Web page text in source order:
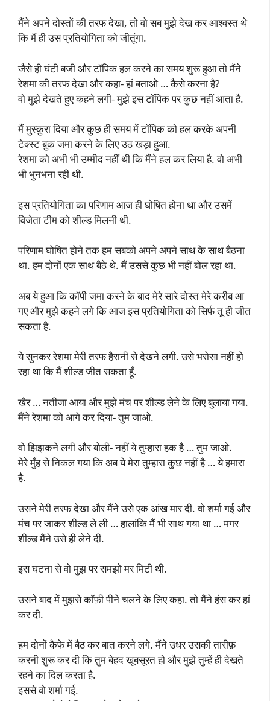
मैंने अपने दोस्तों की तरफ देखा, तो वो सब मुझे देख कर आश्वस्त थे
कि मैं ही उस प्रतियोगिता को जीतूंगा.
जैसे ही घंटी बजी और टॉपिक हल करने का समय शुरू हुआ तो मैंने
रेशमा की तरफ देखा और कहा- हां बताओ … कैसे करना है?
वो मुझे देखते हुए कहने लगी- मुझे इस टॉपिक पर कुछ नहीं आता है.
मैं मुस्कुरा दिया और कुछ ही समय में टॉपिक को हल करके अपनी
टेक्स्ट बुक जमा करने के लिए उठ खड़ा हुआ.
रेशमा को अभी भी उम्मीद नहीं थी कि मैंने हल कर लिया है. वो अभी
भी भुनभना रही थी.
इस प्रतियोगिता का परिणाम आज ही घोषित होना था और उसमें
विजेता टीम को शील्ड मिलनी थी.
परिणाम घोषित होने तक हम सबको अपने अपने साथ के साथ बैठना
था. हम दोनों एक साथ बैठे थे. मैं उससे कुछ भी नहीं बोल रहा था.
अब ये हुआ कि कॉपी जमा करने के बाद मेरे सारे दोस्त मेरे करीब आ
गए और मुझे कहने लगे कि आज इस प्रतियोगिता को सिर्फ तू ही जीत
सकता है.
ये सुनकर रेशमा मेरी तरफ हैरानी से देखने लगी. उसे भरोसा नहीं हो
रहा था कि मैं शील्ड जीत सकता हूँ.
खैर … नतीजा आया और मुझे मंच पर शील्ड लेने के लिए बुलाया गया.
मैंने रेशमा को आगे कर दिया- तुम जाओ.
वो झिझकने लगी और बोली- नहीं ये तुम्हारा हक है … तुम जाओ.
मेरे मुँह से निकल गया कि अब ये मेरा तुम्हारा कुछ नहीं है … ये हमारा
है.
उसने मेरी तरफ देखा और मैंने उसे एक आंख मार दी. वो शर्मा गई और
मंच पर जाकर शील्ड ले ली … हालांकि मैं भी साथ गया था … मगर
शील्ड मैंने उसे ही लेने दी.
इस घटना से वो मुझ पर समझो मर मिटी थी.
उसने बाद में मुझसे कॉफ़ी पीने चलने के लिए कहा. तो मैंने हंस कर हां
कर दी.
हम दोनों कैफे में बैठ कर बात करने लगे. मैंने उधर उसकी तारीफ़
करनी शुरू कर दी कि तुम बेहद खूबसूरत हो और मुझे तुम्हें ही देखते
रहने का दिल करता है.
इससे वो शर्मा गई.